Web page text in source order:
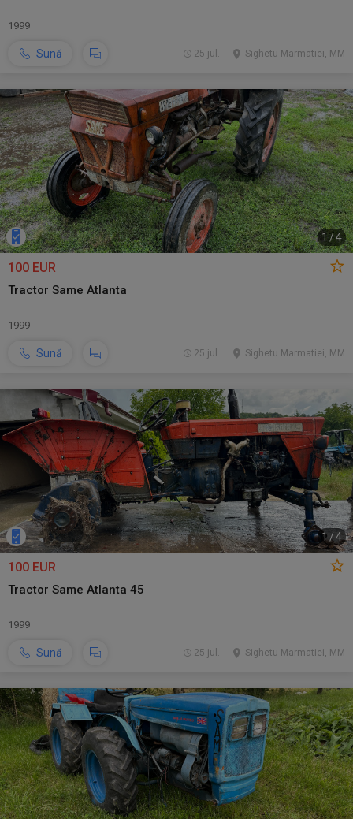
1999
Sună Sighetu Marmatiei, MM
25 jul.
1 /4
100 EUR
Tractor Same Atlanta
1999
Sună Sighetu Marmatiei, MM
25 jul.
1 /4
100 EUR
Tractor Same Atlanta 45
1999
Sună Sighetu Marmatiei, MM
25 jul.